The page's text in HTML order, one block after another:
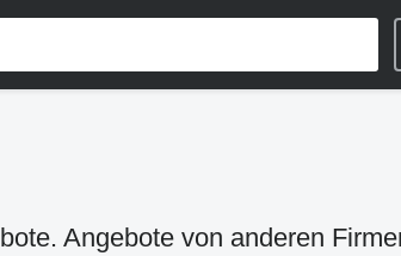
Angebote von anderen